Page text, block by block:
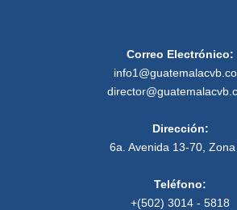
Correo Electrónico:
Dirección:
6a. Avenida 13-70,
Teléfono:
+(502) 3014 - 5818